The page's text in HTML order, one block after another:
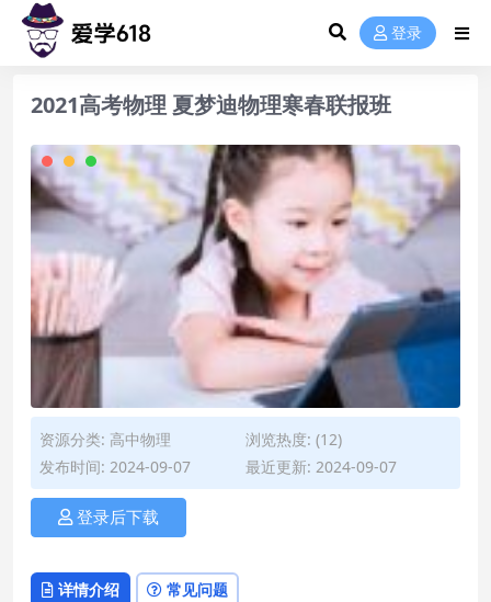
登录
2021高考物理 夏梦迪物理寒春联报班
资源分类: 高中物理
浏览热度: (12)
发布时间: 2024-09-07
最近更新: 2024-09-07
登录后下载
详情介绍 常见问题